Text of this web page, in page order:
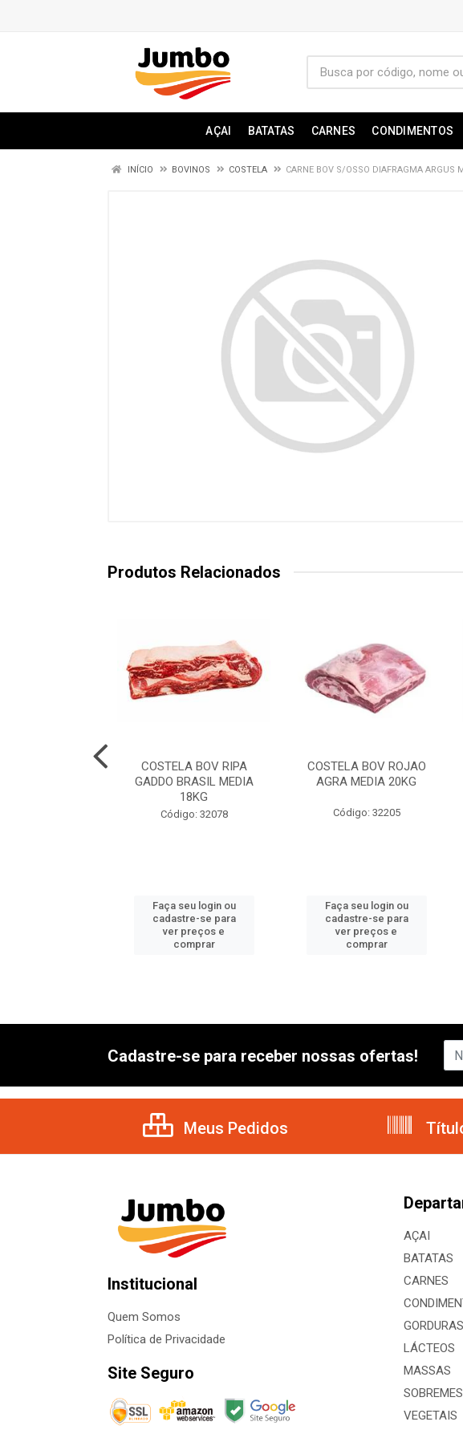
AÇAI BATATAS CARNES CONDIMENTOS
INÍCIO BOVINOS COSTELA CARNE BOV S/OSSO DIAFRAGMA ARGUS
Produtos Relacionados
COSTELA BOV RIPA
GADDO BRASIL MEDIA
18KG
Código: 32078
Faça seu login ou
cadastre-se para
ver preços e
comprar
COSTELA BOV ROJAO
AGRA MEDIA 20KG
Código: 32205
Faça seu login ou
cadastre-se para
ver preços e
comprar
Cadastre-se para receber nossas ofertas!
Meus Pedidos
Institucional
Quem Somos
Política de Privacidade
Site Seguro
AÇAI
BATATAS
CARNES
LÁCTEOS
MASSAS
VEGETAIS